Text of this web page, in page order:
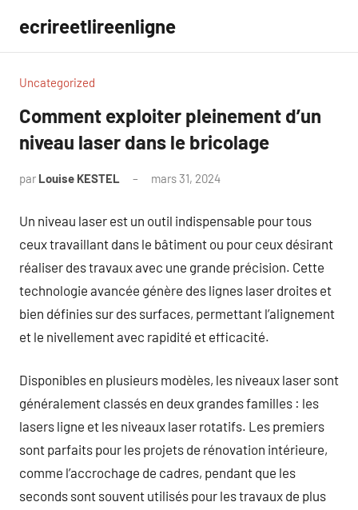
contenu
ecrireetlireenligne
Uncategorized
Comment exploiter pleinement d’un
niveau laser dans le bricolage
par Louise KESTEL mars 31, 2024
Un niveau laser est un outil indispensable pour tous
ceux travaillant dans le bâtiment ou pour ceux désirant
réaliser des travaux avec une grande précision. Cette
technologie avancée génère des lignes laser droites et
bien définies sur des surfaces, permettant l’alignement
et le nivellement avec rapidité et efficacité.
Disponibles en plusieurs modèles, les niveaux laser sont
généralement classés en deux grandes familles : les
lasers ligne et les niveaux laser rotatifs. Les premiers
sont parfaits pour les projets de rénovation intérieure,
comme l’accrochage de cadres, pendant que les
seconds sont souvent utilisés pour les travaux de plus